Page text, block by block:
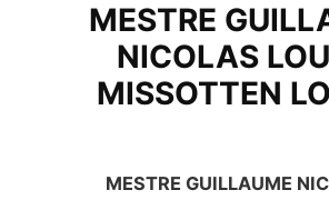
MESTRE
NICOLAS
MISSOTTEN
MESTRE GUILLAUME